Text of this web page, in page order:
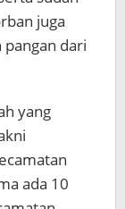
juga
dari
yang
ada 10